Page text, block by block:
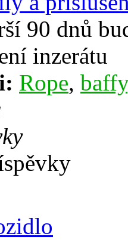
90 dnů
inzerátu
Rope, baffy